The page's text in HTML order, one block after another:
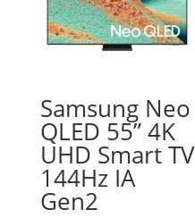
Samsung Neo
QLED 55” 4K
UHD Smart TV
144Hz IA
Gen2